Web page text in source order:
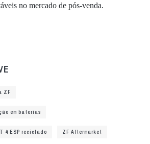
no mercado de pós-venda.
ZF
em baterias
4 ESP reciclado ZF Aftermarket